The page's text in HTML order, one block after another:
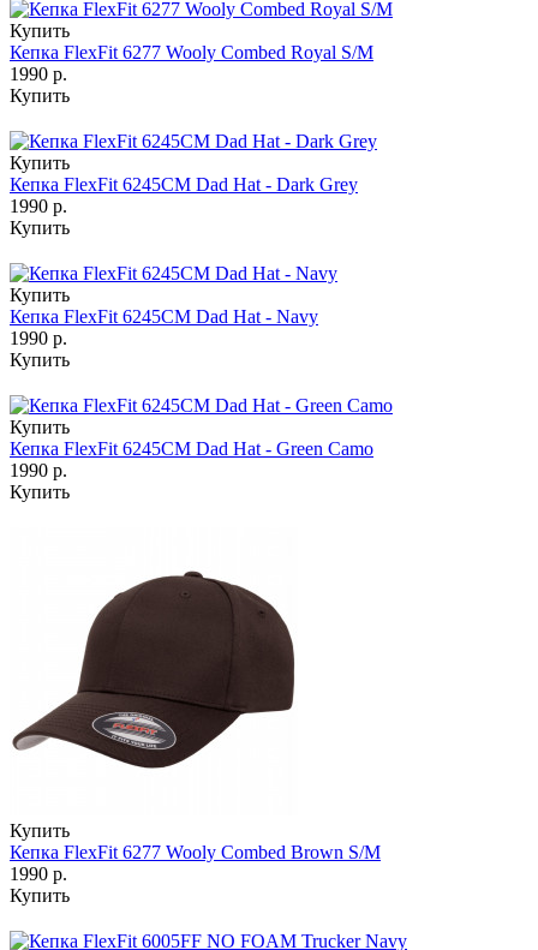
Купить
Кепка FlexFit 6277 Wooly Combed Royal S/M
1990 р.
Купить
Купить
Кепка FlexFit 6245CM Dad Hat - Dark Grey
1990 р.
Купить
Купить
Кепка FlexFit 6245CM Dad Hat - Navy
1990 р.
Купить
Купить
Кепка FlexFit 6245CM Dad Hat - Green Camo
1990 р.
Купить
Купить
Кепка FlexFit 6277 Wooly Combed Brown S/M
1990 р.
Купить